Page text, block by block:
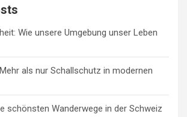
Wie unsere Umgebung unser Leben
als nur Schallschutz in modernen
schönsten Wanderwege in der Schweiz